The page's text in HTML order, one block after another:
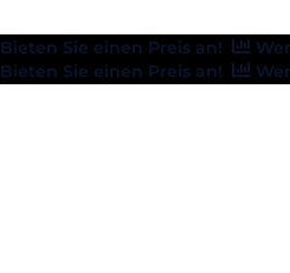
Bieten Sie einen Preis an!
Bieten Sie einen Preis an!